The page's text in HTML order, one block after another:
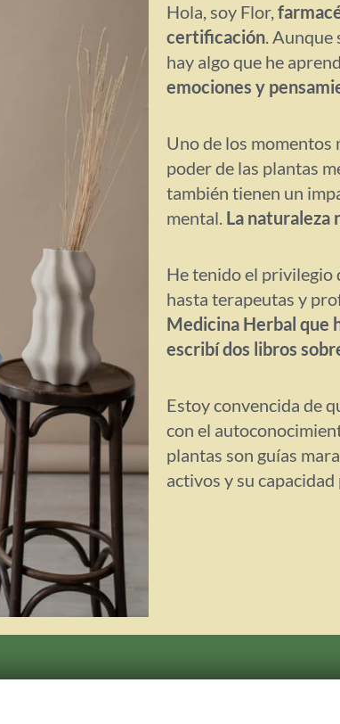
Hola, soy Flor,
certificación. Aunque
hay algo que he
emociones y
Uno de los momentos
poder de las plantas
también tienen un
mental. La naturaleza
He tenido el privilegio
hasta terapeutas y
Medicina Herbal que
escribí dos libros
Estoy convencida de
con el
plantas son guías
activos y su